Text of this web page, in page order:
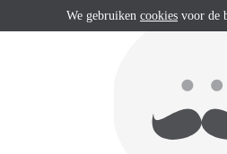
We gebruiken cookies voor de